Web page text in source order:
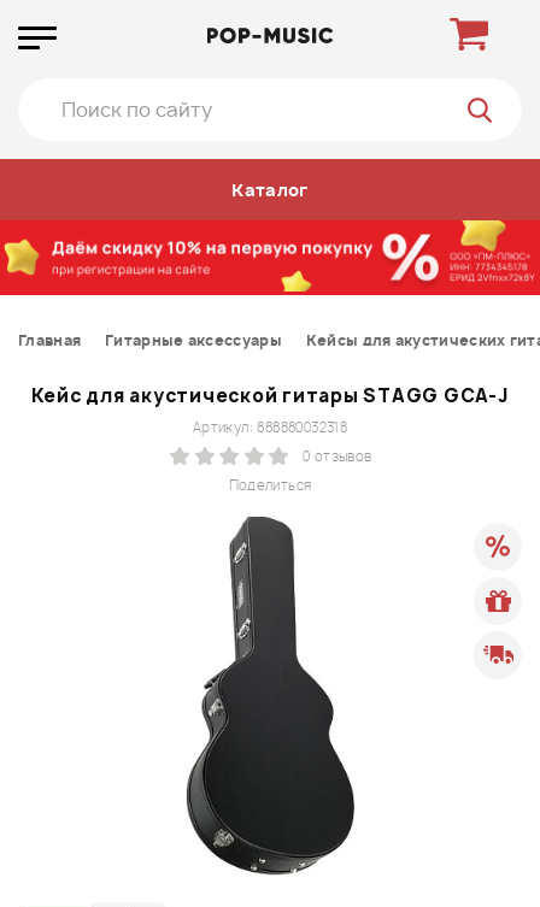
Каталог
Главная Гитарные аксессуары Кейсы для акустических
Кейс для акустической гитары STAGG GCA-J
Поделиться
Артикул: 888880032318
0 отзывов